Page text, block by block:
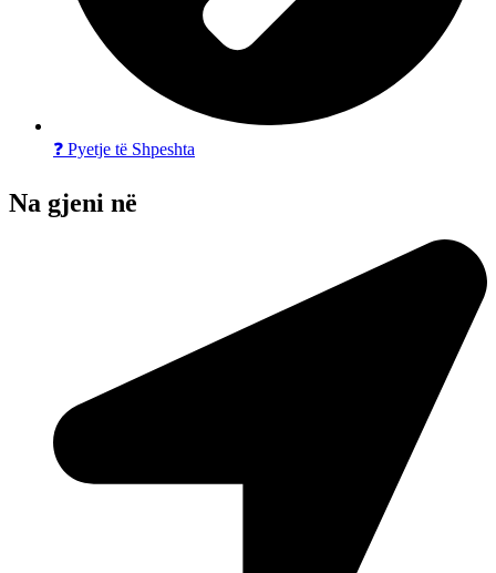
❓ Pyetje të Shpeshta
Na gjeni në